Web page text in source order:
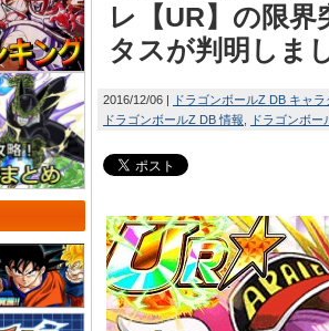
レ【UR】の限界
タスが判明しま
2016/12/06 ドラゴンボールZ DB キャラ
ドラゴンボールZ DB 情報
ドラゴンボー